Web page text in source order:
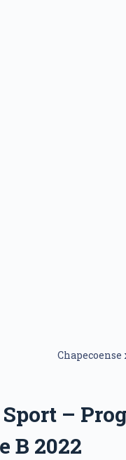
Chapecoense
–
B 2022